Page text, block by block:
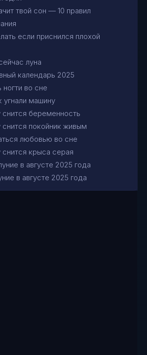
твой сон — 10 правил
если приснился плохой
луна
календарь 2025
ногти во сне
угнали машину
снится беременность
снится покойник живым
любовью во сне
крыса серая
в августе 2025 года
в августе 2025 года